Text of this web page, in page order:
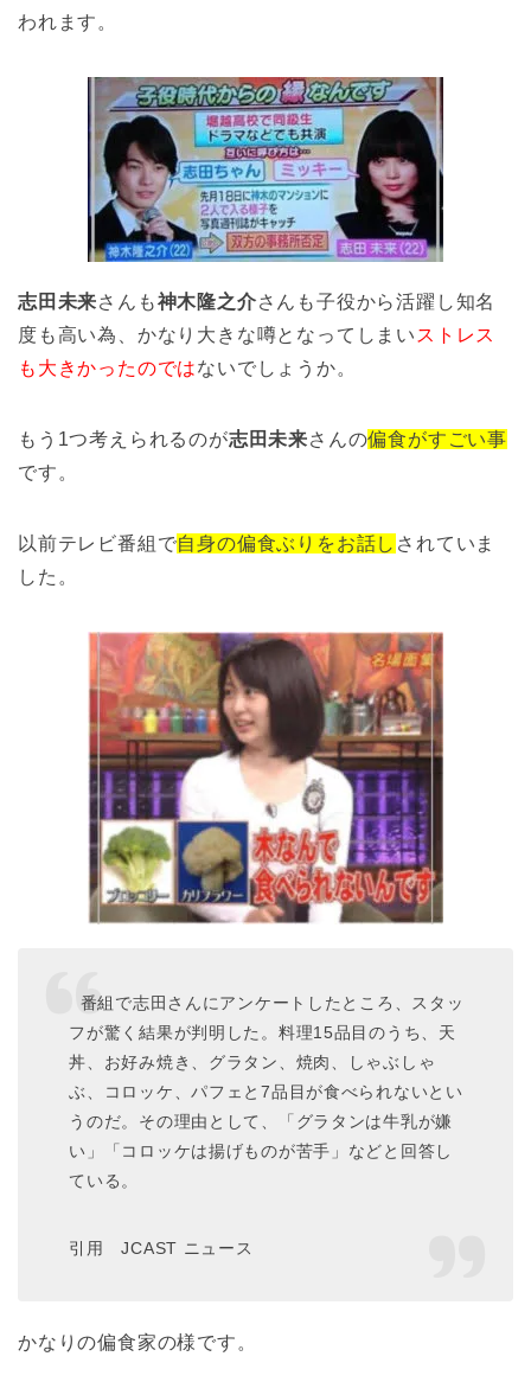
われます。
志田未来さんも神木隆之介さんも子役から活躍し知名
度も高い為、かなり大きな噂となってしまい ストレス
も大きかったのではないでしょうか。
もう1つ考えられるのが志田未来さんの偏食がすごい事
です。
以前テレビ番組で自身の偏食ぶりをお話し されていま
した。
番組で志田さんにアンケートしたところ、スタッ
フが驚く結果が判明した。料理15品目のうち、天
丼、お好み焼き、グラタン、焼肉、しゃぶしゃ
ぶ、コロッケ、パフェと7品目が食べられないとい
うのだ。その理由として、「グラタンは牛乳が嫌
い」「コロッケは揚げものが苦手」などと回答し
ている。
引用 JCAST ニュース
かなりの偏食家の様です。